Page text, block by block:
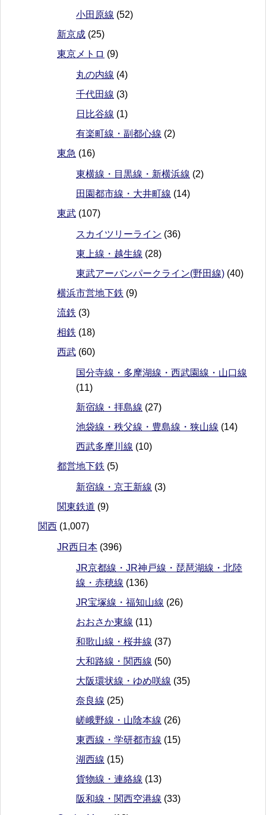
小田原線 (52)
新京成 (25)
東京メトロ (9)
丸の内線 (4)
千代田線 (3)
日比谷線 (1)
有楽町線・副都心線 (2)
東急 (16)
東横線・目黒線・新横浜線 (2)
田園都市線・大井町線 (14)
東武 (107)
スカイツリーライン (36)
東上線・越生線 (28)
東武アーバンパークライン(野田線) (40)
横浜市営地下鉄 (9)
流鉄 (3)
相鉄 (18)
西武 (60)
国分寺線・多摩湖線・西武園線・山口線
(11)
新宿線・拝島線 (27)
池袋線・秩父線・豊島線・狭山線 (14)
西武多摩川線 (10)
都営地下鉄 (5)
新宿線・京王新線 (3)
関東鉄道 (9)
関西 (1,007)
JR西日本 (396)
JR京都線・JR神戸線・琵琶湖線・北陸
線・赤穂線 (136)
JR宝塚線・福知山線 (26)
おおさか東線 (11)
和歌山線・桜井線 (37)
大和路線・関西線 (50)
大阪環状線・ゆめ咲線 (35)
奈良線 (25)
嵯峨野線・山陰本線 (26)
東西線・学研都市線 (15)
湖西線 (15)
貨物線・連絡線 (13)
阪和線・関西空港線 (33)